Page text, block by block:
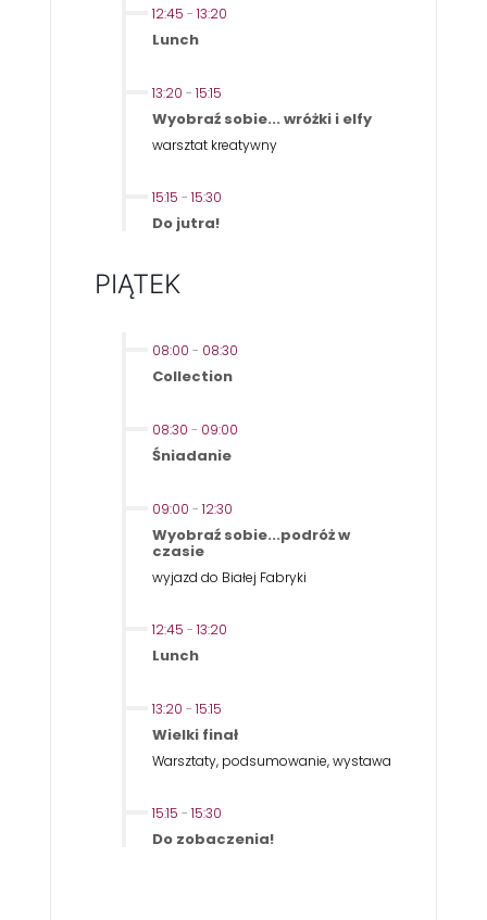
12:45 - 13:20
Lunch
13:20 - 15:15
Wyobraź sobie... wróżki i elfy
warsztat kreatywny
15:15 - 15:30
Do jutra!
PIĄTEK
08:00 - 08:30
Collection
08:30 - 09:00
Śniadanie
09:00 - 12:30
Wyobraź sobie...podróż w
czasie
wyjazd do Białej Fabryki
12:45 - 13:20
Lunch
13:20 - 15:15
Wielki finał
Warsztaty, podsumowanie, wystawa
15:15 - 15:30
Do zobaczenia!